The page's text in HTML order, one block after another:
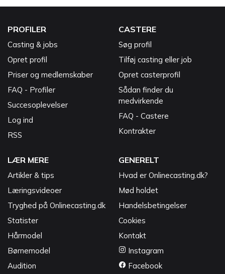
PROFILER
Casting & jobs
Opret profil
Priser og medlemskaber
FAQ - Profiler
Succesoplevelser
Log ind
RSS
CASTERE
Søg profil
Tilføj casting eller job
Opret casterprofil
Sådan finder du
medvirkende
FAQ - Castere
Kontrakter
LÆR MERE
Artikler & tips
Læringsvideoer
Tryghed på Onlinecasting.dk
Statister
Hårmodel
Børnemodel
Audition
GENERELT
Hvad er Onlinecasting.dk?
Mød holdet
Handelsbetingelser
Cookies
Kontakt
Instagram
Facebook